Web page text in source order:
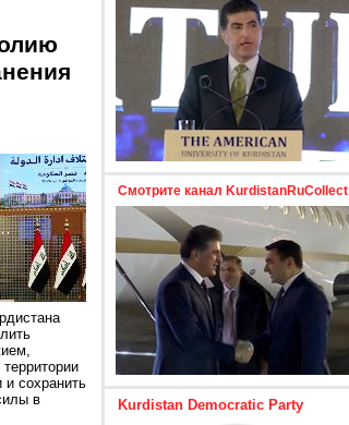
сохранить
в
Смотрите канал KurdistanRuCollect
Kurdistan Democratic Party